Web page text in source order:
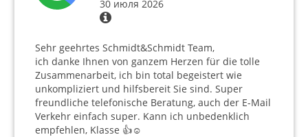
30 июля 2026
Sehr geehrtes Schmidt&Schmidt Team,
ich danke Ihnen von ganzem Herzen für die tolle
Zusammenarbeit, ich bin total begeistert wie
unkompliziert und hilfsbereit Sie sind. Super
freundliche telefonische Beratung, auch der E-Mail
Verkehr einfach super. Kann ich unbedenklich
empfehlen, Klasse 👍☺️